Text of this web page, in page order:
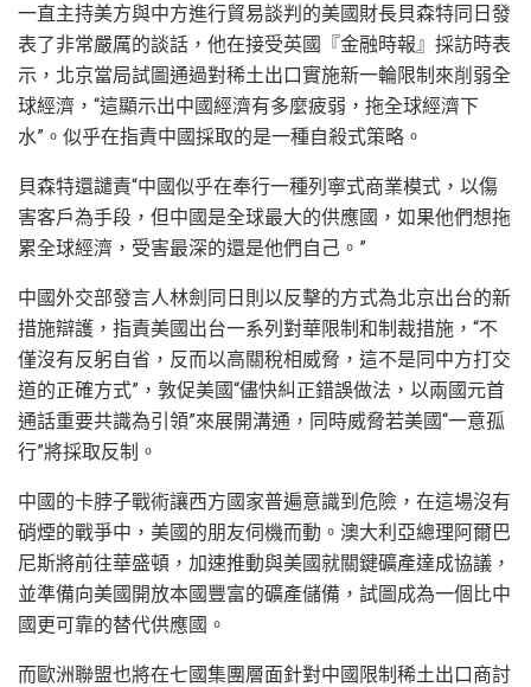
一直主持美方與中方進行貿易談判的美國財長貝森特同日發
表了非常嚴厲的談話，他在接受英國『金融時報』採訪時表
示，北京當局試圖通過對稀土出口實施新一輪限制來削弱全
球經濟，“這顯示出中國經濟有多麼疲弱，拖全球經濟下
水”。似乎在指責中國採取的是一種自殺式策略。
貝森特還譴責“中國似乎在奉行一種列寧式商業模式，以傷
害客戶為手段，但中國是全球最大的供應國，如果他們想拖
累全球經濟，受害最深的還是他們自己。”
中國外交部發言人林劍同日則以反擊的方式為北京出台的新
措施辯護，指責美國出台一系列對華限制和制裁措施，“不
僅沒有反躬自省，反而以高關稅相威脅，這不是同中方打交
道的正確方式”，敦促美國“儘快糾正錯誤做法，以兩國元首
通話重要共識為引領”來展開溝通，同時威脅若美國“一意孤
行”將採取反制。
中國的卡脖子戰術讓西方國家普遍意識到危險，在這場沒有
硝煙的戰爭中，美國的朋友伺機而動。澳大利亞總理阿爾巴
尼斯將前往華盛頓，加速推動與美國就關鍵礦產達成協議，
並準備向美國開放本國豐富的礦產儲備，試圖成為一個比中
國更可靠的替代供應國。
而歐洲聯盟也將在七國集團層面針對中國限制稀土出口商討